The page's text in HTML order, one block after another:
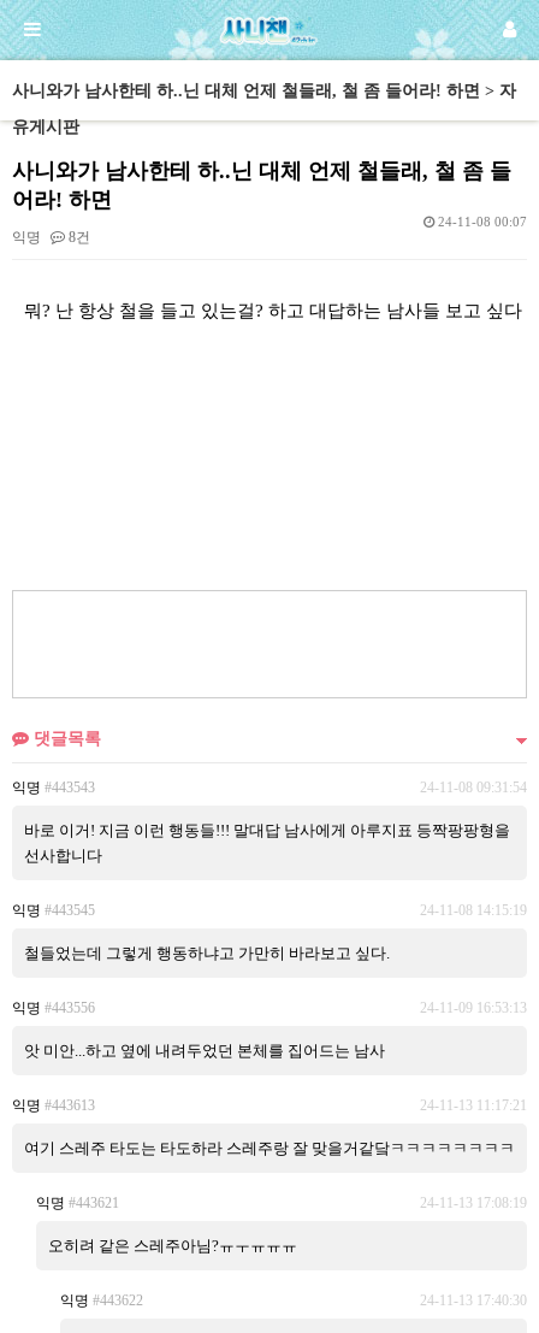
사니와가 남사한테 하..닌 대체 언제 철들래, 철 좀 들어라! 하면 > 자
유게시판
사니와가 남사한테 하..닌 대체 언제 철들래, 철 좀 들
어라! 하면
24-11-08 00:07
익명 8건
뭐? 난 항상 철을 들고 있는걸? 하고 대답하는 남사들 보고 싶다
댓글목록
익명 #443543 24-11-08 09:31:54
바로 이거! 지금 이런 행동들!!! 말대답 남사에게 아루지표 등짝팡팡형을
선사합니다
익명 #443545 24-11-08 14:15:19
철들었는데 그렇게 행동하냐고 가만히 바라보고 싶다.
익명 #443556 24-11-09 16:53:13
앗 미안...하고 옆에 내려두었던 본체를 집어드는 남사
익명 #443613 24-11-13 11:17:21
여기 스레주 타도는 타도하라 스레주랑 잘 맞을거같닼ㅋㅋㅋㅋㅋㅋㅋㅋ
익명 #443621 24-11-13 17:08:19
오히려 같은 스레주아님?ㅠㅜㅠㅠㅠ
익명 #443622 24-11-13 17:40:30